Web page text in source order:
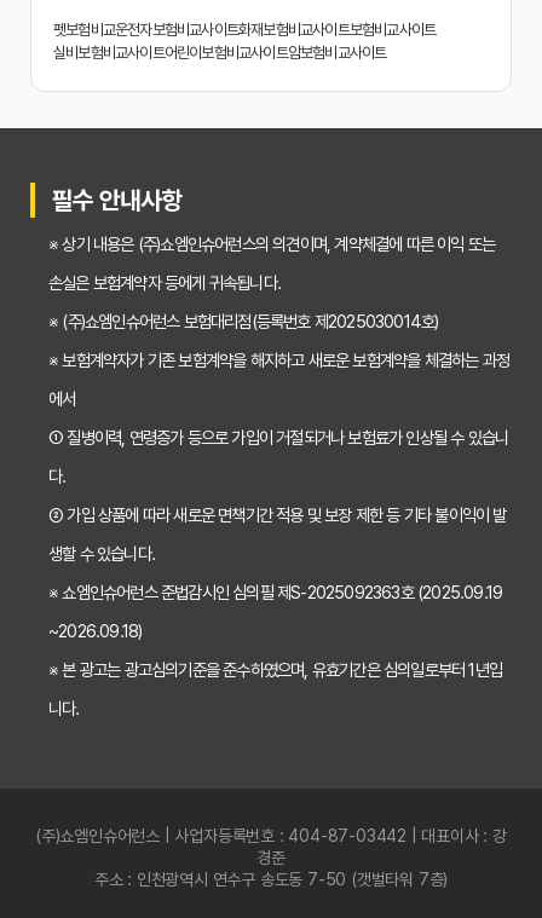
치아보험 비교사이트 똑똑하게 활용하는 3가지 꿀팁
치아보험 비교사이트 선택 전 반드시 알아야 할 5가지 핵심 질문
임플란트, 크라운 치료비 부담? 치아보험 비교사이트 활용법 및 보장꿀팁
2026년 치아보험, 가격 vs 보장! 비교 분석으로 나에게 딱 맞는 보험 찾기
치아보험 비교사이트 활용법: 숨겨진 보장까지 꼼꼼하게 찾는 꿀팁
치아보험 비교사이트 활용법: 숨은 꿀팁 대방출! 보험료 절약 노하우
5분 만에 끝내는 치아보험 비교! 나에게 딱 맞는 보험 찾고 숨은 혜택까지 챙기기
펫보험비교운전자보험비교사이트화재보험비교사이트보험비교사이트
실비보험비교사이트어린이보험비교사이트암보험비교사이트
필수 안내사항
※ 상기 내용은 (주)쇼엠인슈어런스의 의견이며, 계약체결에 따른 이익 또는
손실은 보험계약자 등에게 귀속됩니다.
※ (주)쇼엠인슈어런스 보험대리점(등록번호 제2025030014호)
※ 보험계약자가 기존 보험계약을 해지하고 새로운 보험계약을 체결하는 과정
에서
① 질병이력, 연령증가 등으로 가입이 거절되거나 보험료가 인상될 수 있습니
다.
② 가입 상품에 따라 새로운 면책기간 적용 및 보장 제한 등 기타 불이익이 발
생할 수 있습니다.
※ 쇼엠인슈어런스 준법감시인 심의필 제S-2025092363호 (2025.09.19
~2026.09.18)
※ 본 광고는 광고심의기준을 준수하였으며, 유효기간은 심의일로부터 1년입
니다.
(주)쇼엠인슈어런스 | 사업자등록번호 : 404-87-03442 | 대표이사 : 강
경준
주소 : 인천광역시 연수구 송도동 7-50 (갯벌타워 7층)